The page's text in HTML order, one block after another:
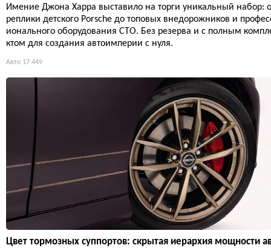
Имение Джона Харра выставило на торги уникальный набор:
реплики детского Porsche до топовых внедорожников и
ионального оборудования СТО. Без резерва и с полным
ктом для создания автоимперии с нуля.
Авто 17 449
Цвет тормозных суппортов: скрытая иерархия мощности